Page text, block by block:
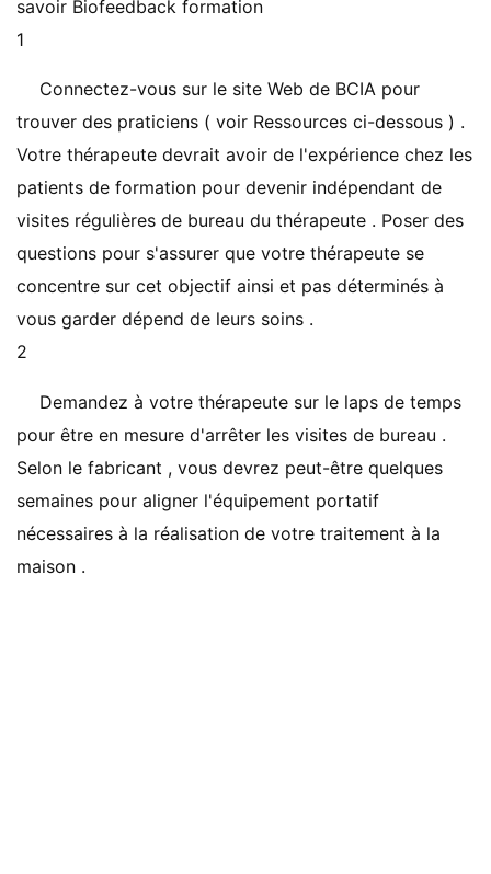
savoir Biofeedback formation
1
Connectez-vous sur le site Web de BCIA pour
trouver des praticiens ( voir Ressources ci-dessous ) .
Votre thérapeute devrait avoir de l'expérience chez les
patients de formation pour devenir indépendant de
visites régulières de bureau du thérapeute . Poser des
questions pour s'assurer que votre thérapeute se
concentre sur cet objectif ainsi et pas déterminés à
vous garder dépend de leurs soins .
2
Demandez à votre thérapeute sur le laps de temps
pour être en mesure d'arrêter les visites de bureau .
Selon le fabricant , vous devrez peut-être quelques
semaines pour aligner l'équipement portatif
nécessaires à la réalisation de votre traitement à la
maison .